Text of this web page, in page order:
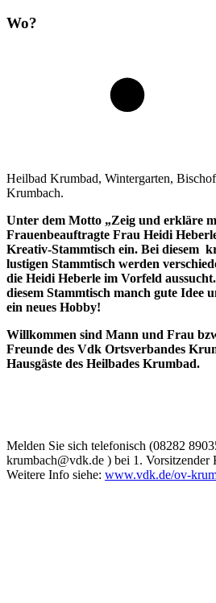
Wo?
Heilbad Krumbad, Wintergarten,
Krumbach.
Unter dem Motto „Zeig und erkläre
Frauenbeauftragte Frau Heidi
Kreativ-Stammtisch ein. Bei diesem
lustigen Stammtisch werden
die Heidi Heberle im Vorfeld
diesem Stammtisch manch gute Idee
ein neues Hobby!
Willkommen sind Mann und Frau
Freunde des Vdk Ortsverbandes
Hausgäste des Heilbades Krumbad.
Melden Sie sich telefonisch (08282
krumbach@vdk.de ) bei 1. Vorsitzender
Weitere Info siehe: www.vdk.de/ov-